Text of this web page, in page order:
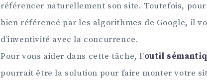
référencer naturellement son site. Toutefois,
bien référencé par les algorithmes de Google, il
d’inventivité avec la concurrence.
Pour vous aider dans cette tâche, l’outil
pourrait être la solution pour faire monter votre